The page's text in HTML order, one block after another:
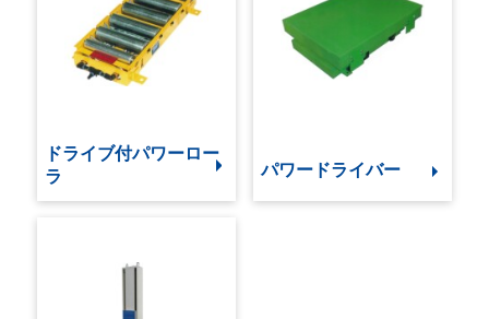
ドライブ付パワーロー
ラ
パワードライバー